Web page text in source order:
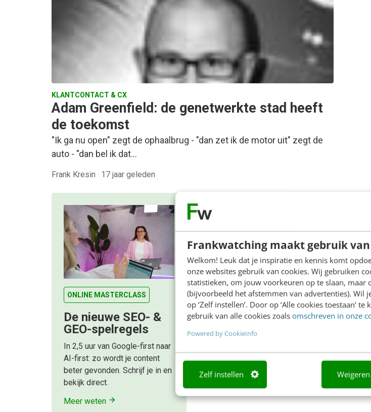
Frankwatching maakt gebruik
Welkom! Leuk dat je inspiratie en kennis komt
onze websites gebruik van cookies. Wij gebruiken
statistieken, om jouw voorkeuren op te slaan, maar
(bijvoorbeeld het afstemmen van advertenties). Wil
op ‘Zelf instellen’. Door op ‘Alle cookies toestaan’
gebruik van alle cookies zoals omschreven in onze
Powered by CookieInfo
Zelf instellen Weigeren
KLANTCONTACT & CX
Adam Greenfield: de genetwerkte stad heeft
de toekomst
"Ik ga nu open" zegt de ophaalbrug - "dan zet ik de motor uit" zegt de
auto - "dan bel ik dat…
Frank Kresin · 17 jaar geleden
ONLINE MASTERCLASS
De nieuwe SEO- &
GEO-spelregels
In 2,5 uur van Google-first naar
AI-first: zo wordt je content
beter gevonden. Schrijf je in en
bekijk direct.
Meer weten